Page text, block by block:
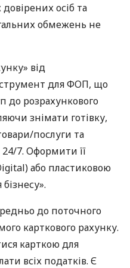
осіб та
обмежень не
від
для ФОП, що
до розрахункового
знімати готівку,
послуги та
7. Оформити її
або пластиковою
до поточного
карткового рахунку.
карткою для
всіх податків. Є